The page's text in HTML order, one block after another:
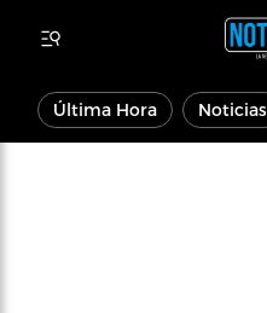
Última Hora Noticias